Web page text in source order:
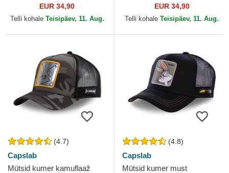
Looney Tunes Capslab
EUR 34,90
Telli kohale Teisipäev, 11. Aug.
Tunes CapslabEUR 34,90
Telli kohale Teisipäev, 11. Aug.
(4.7)
Capslab
Mütsid kumer kamuflaaž
(4.8)
Capslab
Mütsid kumer must